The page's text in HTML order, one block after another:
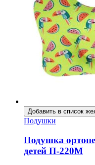
Добавить в список
Подушки
Подушка
детей П-220М